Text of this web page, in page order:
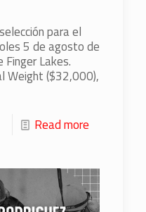
para el
5 de agosto de
Lakes.
Weight ($32,000),
Read more